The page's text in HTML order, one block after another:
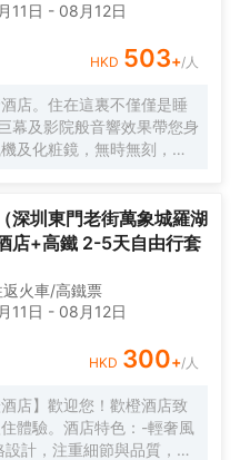
11日 - 08月12日
HKD 503+/人
店。住在這裏不僅僅是睡
幕及影院般音響效果帶您身
及化粧鏡，無時無刻，呈
深圳東門老街萬象城羅湖
店+高鐵 2-5天自由行套
火車/高鐵票
11日 - 08月12日
HKD 300+/人
店】歡迎您！歡橙酒店致
體驗。酒店特色：-輕奢風
計，注重細節與品質，為